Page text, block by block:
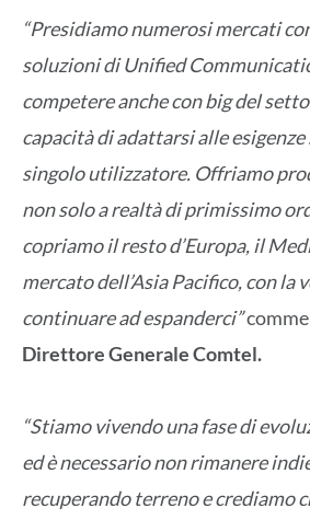
“Presidiamo numerosi mercati
soluzioni di Unified
competere anche con big del
capacità di adattarsi alle
singolo utilizzatore. Offriamo
non solo a realtà di primissimo
copriamo il resto d’Europa, il
mercato dell’Asia Pacifico, con la
continuare ad espanderci”
Direttore Generale Comtel.
“Stiamo vivendo una fase di
ed è necessario non rimanere
recuperando terreno e crediamo